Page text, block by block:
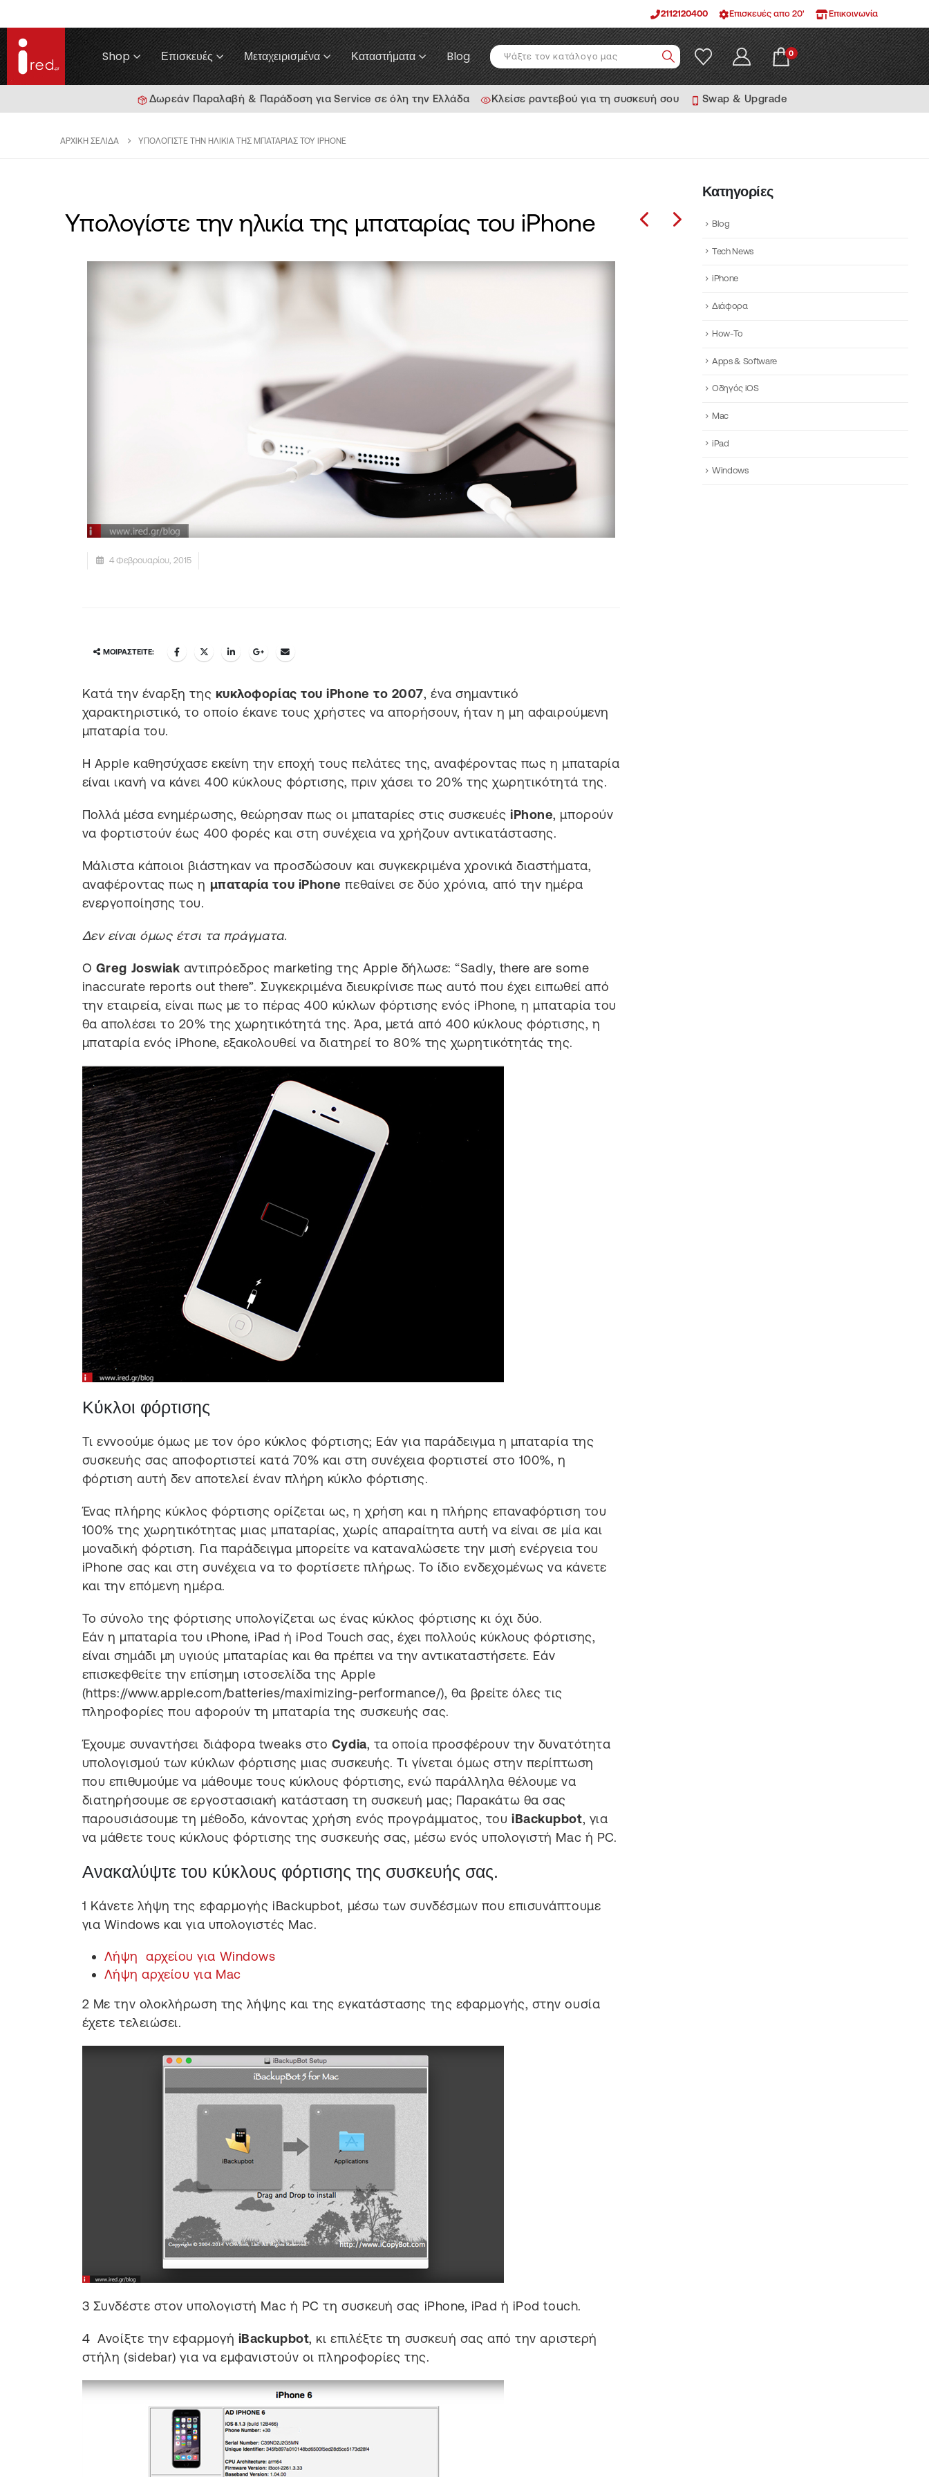
2112120400 Επισκευές απο 20' Επικοινωνία
Shop Επισκευές Μεταχειρισμένα Καταστήματα Blog 0
Δωρεάν Παραλαβή & Παράδοση για Service σε όλη την Ελλάδα Κλείσε ραντεβού για τη συσκευή σου Swap & Upgrade
ΑΡΧΙΚΉ ΣΕΛΊΔΑ ΥΠΟΛΟΓΊΣΤΕ ΤΗΝ ΗΛΙΚΊΑ ΤΗΣ ΜΠΑΤΑΡΊΑΣ ΤΟΥ IPHONE
Υπολογίστε την ηλικία της μπαταρίας του iPhone
4 Φεβρουαρίου, 2015
ΜΟΙΡΑΣΤΕΊΤΕ:
Kατά την έναρξη της κυκλοφορίας του iPhone το 2007, ένα σημαντικό
χαρακτηριστικό, το οποίο έκανε τους χρήστες να απορήσουν, ήταν η μη αφαιρούμενη
μπαταρία του.
Η Apple καθησύχασε εκείνη την εποχή τους πελάτες της, αναφέροντας πως η μπαταρία
είναι ικανή να κάνει 400 κύκλους φόρτισης, πριν χάσει το 20% της χωρητικότητά της.
Πολλά μέσα ενημέρωσης, θεώρησαν πως οι μπαταρίες στις συσκευέςiPhone, μπορούν
να φορτιστούν έως 400 φορές και στη συνέχεια να χρήζουν αντικατάστασης.
Μάλιστα κάποιοι βιάστηκαν να προσδώσουν και συγκεκριμένα χρονικά διαστήματα,
αναφέροντας πως η μπαταρία του iPhone πεθαίνει σε δύο χρόνια, από την ημέρα
ενεργοποίησης του.
Δεν είναι όμως έτσι τα πράγματα.
Ο Greg Joswiak αντιπρόεδρος marketing της Apple δήλωσε: “Sadly, there are some
inaccurate reports out there”. Συγκεκριμένα διευκρίνισε πως αυτό που έχει ειπωθεί από
την εταιρεία, είναι πως με το πέρας 400 κύκλων φόρτισης ενός iPhone, η μπαταρία του
θα απολέσει το 20% της χωρητικότητά της. Άρα, μετά από 400 κύκλους φόρτισης, η
μπαταρία ενός iPhone, εξακολουθεί να διατηρεί το 80% της χωρητικότητάς της.
Κύκλοι φόρτισης
Τι εννοούμε όμως με τον όρο κύκλος φόρτισης; Εάν για παράδειγμα η μπαταρία της
συσκευής σας αποφορτιστεί κατά 70% και στη συνέχεια φορτιστεί στο 100%, η
φόρτιση αυτή δεν αποτελεί έναν πλήρη κύκλο φόρτισης.
Ένας πλήρης κύκλος φόρτισης ορίζεται ως, η χρήση και η πλήρης επαναφόρτιση του
100% της χωρητικότητας μιας μπαταρίας, χωρίς απαραίτητα αυτή να είναι σε μία και
μοναδική φόρτιση. Για παράδειγμα μπορείτε να καταναλώσετε την μισή ενέργεια του
iPhone σας και στη συνέχεια να το φορτίσετε πλήρως. Το ίδιο ενδεχομένως να κάνετε
και την επόμενη ημέρα.
Το σύνολο της φόρτισης υπολογίζεται ως ένας κύκλος φόρτισης κι όχι δύο.
Εάν η μπαταρία του ιPhone, iPad ή iPod Touch σας, έχει πολλούς κύκλους φόρτισης,
είναι σημάδι μη υγιούς μπαταρίας και θα πρέπει να την αντικαταστήσετε. Εάν
επισκεφθείτε την επίσημη ιστοσελίδα της Apple
(https://www.apple.com/batteries/maximizing-performance/), θα βρείτε όλες τις
πληροφορίες που αφορούν τη μπαταρία της συσκευής σας.
Έχουμε συναντήσει διάφορα tweaks στο Cydia, τα οποία προσφέρουν την δυνατότητα
υπολογισμού των κύκλων φόρτισης μιας συσκευής. Τι γίνεται όμως στην περίπτωση
που επιθυμούμε να μάθουμε τους κύκλους φόρτισης, ενώ παράλληλα θέλουμε να
διατηρήσουμε σε εργοστασιακή κατάσταση τη συσκευή μας; Παρακάτω θα σας
παρουσιάσουμε τη μέθοδο, κάνοντας χρήση ενός προγράμματος, τουiBackupbot, για
να μάθετε τους κύκλους φόρτισης της συσκευής σας, μέσω ενός υπολογιστή Mac ή PC.
Ανακαλύψτε του κύκλους φόρτισης της συσκευής σας.
1 Κάνετε λήψη της εφαρμογής iBackupbot, μέσω των συνδέσμων που επισυνάπτουμε
για Windows και για υπολογιστές Mac.
Λήψη αρχείου για Windows
Λήψη αρχείου για Mac
2 Με την ολοκλήρωση της λήψης και της εγκατάστασης της εφαρμογής, στην ουσία
έχετε τελειώσει.
3 Συνδέστε στον υπολογιστή Mac ή PC τη συσκευή σας iPhone, iPad ή iPod touch.
4 Ανοίξτε την εφαρμογή iBackupbot, κι επιλέξτε τη συσκευή σας από την αριστερή
στήλη (sidebar) για να εμφανιστούν οι πληροφορίες της.
Κατηγορίες
Blog
Tech News
iPhone
Διάφορα
How-To
Apps & Software
Οδηγός iOS
Mac
iPad
Windows